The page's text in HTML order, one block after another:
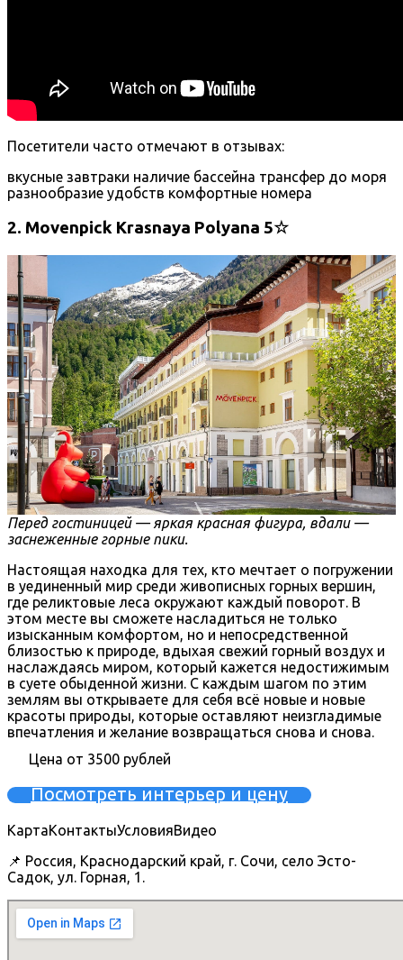
Посетители часто отмечают в отзывах:
вкусные завтраки наличие бассейна трансфер до моря
разнообразие удобств комфортные номера
2. Movenpick Krasnaya Polyana 5☆
Перед гостиницей — яркая красная фигура, вдали —
заснеженные горные пики.
Настоящая находка для тех, кто мечтает о погружении
в уединенный мир среди живописных горных вершин,
где реликтовые леса окружают каждый поворот. В
этом месте вы сможете насладиться не только
изысканным комфортом, но и непосредственной
близостью к природе, вдыхая свежий горный воздух и
наслаждаясь миром, который кажется недостижимым
в суете обыденной жизни. С каждым шагом по этим
землям вы открываете для себя всё новые и новые
красоты природы, которые оставляют неизгладимые
впечатления и желание возвращаться снова и снова.
Цена от 3500 рублей
Посмотреть интерьер и цену
КартаКонтактыУсловияВидео
📌 Россия, Краснодарский край, г. Сочи, село Эсто-
Садок, ул. Горная, 1.